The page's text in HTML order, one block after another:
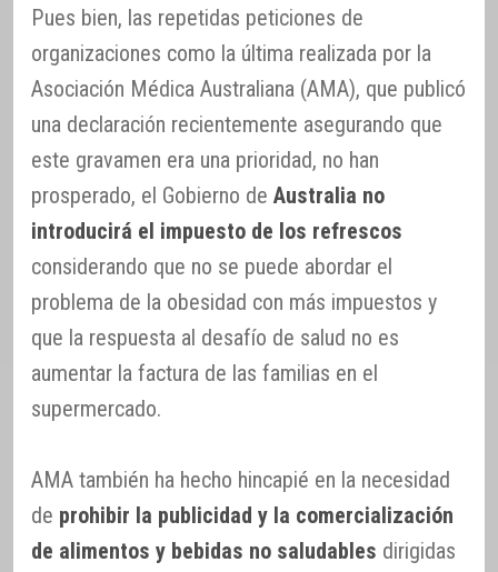
Pues bien, las repetidas peticiones de
organizaciones como la última realizada por la
Asociación Médica Australiana (AMA), que publicó
una declaración recientemente asegurando que
este gravamen era una prioridad, no han
prosperado, el Gobierno de Australia no
introducirá el impuesto de los refrescos
considerando que no se puede abordar el
problema de la obesidad con más impuestos y
que la respuesta al desafío de salud no es
aumentar la factura de las familias en el
supermercado.
AMA también ha hecho hincapié en la necesidad
de prohibir la publicidad y la comercialización
de alimentos y bebidas no saludables dirigidas